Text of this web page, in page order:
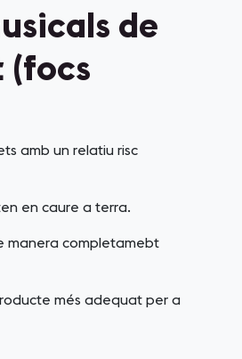
de
amb un relatiu risc
en caure a terra.
manera completamebt
més adequat per a